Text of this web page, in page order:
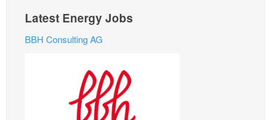
Latest Energy Jobs
BBH Consulting AG